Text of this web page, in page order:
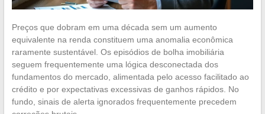
Preços que dobram em uma década sem um aumento
equivalente na renda constituem uma anomalia econômica
raramente sustentável. Os episódios de bolha imobiliária
seguem frequentemente uma lógica desconectada dos
fundamentos do mercado, alimentada pelo acesso facilitado ao
crédito e por expectativas excessivas de ganhos rápidos. No
fundo, sinais de alerta ignorados frequentemente precedem